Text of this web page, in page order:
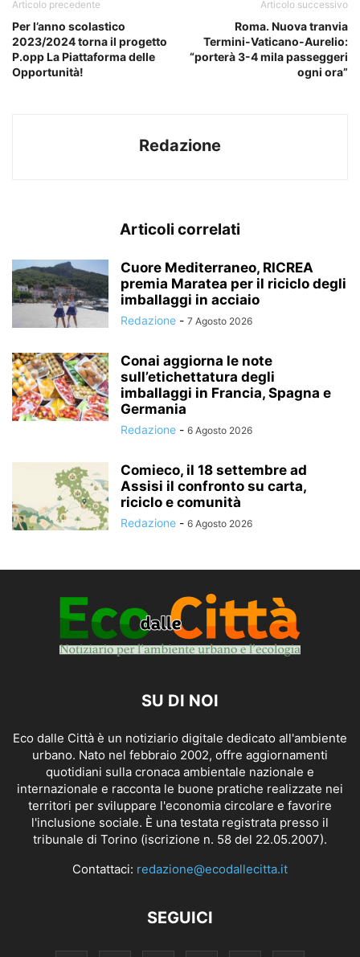
Articolo precedente
Per l’anno scolastico
2023/2024 torna il progetto
P.opp La Piattaforma delle
Opportunità!
Articolo successivo
Roma. Nuova tranvia
Termini-Vaticano-Aurelio:
“porterà 3-4 mila passeggeri
ogni ora”
Redazione
Articoli correlati
Cuore Mediterraneo, RICREA
premia Maratea per il riciclo degli
imballaggi in acciaio
Redazione - 7 Agosto 2026
Conai aggiorna le note
sull’etichettatura degli
imballaggi in Francia, Spagna e
Germania
Redazione - 6 Agosto 2026
Comieco, il 18 settembre ad
Assisi il confronto su carta,
riciclo e comunità
Redazione - 6 Agosto 2026
SU DI NOI
Eco dalle Città è un notiziario digitale dedicato all'ambiente
urbano. Nato nel febbraio 2002, offre aggiornamenti
quotidiani sulla cronaca ambientale nazionale e
internazionale e racconta le buone pratiche realizzate nei
territori per sviluppare l'economia circolare e favorire
l'inclusione sociale. È una testata registrata presso il
tribunale di Torino (iscrizione n. 58 del 22.05.2007).
Contattaci: redazione@ecodallecitta.it
SEGUICI